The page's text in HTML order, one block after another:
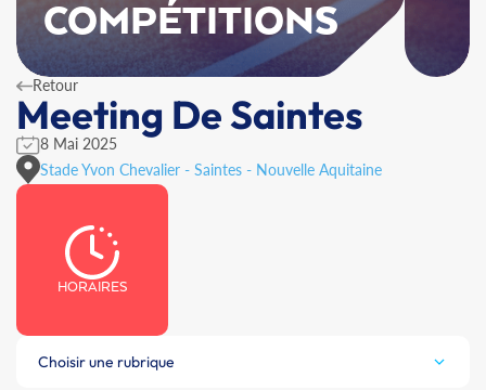
COMPÉTITIONS
Retour
Meeting De Saintes
8 Mai 2025
Stade Yvon Chevalier - Saintes - Nouvelle Aquitaine
HORAIRES
Choisir une rubrique